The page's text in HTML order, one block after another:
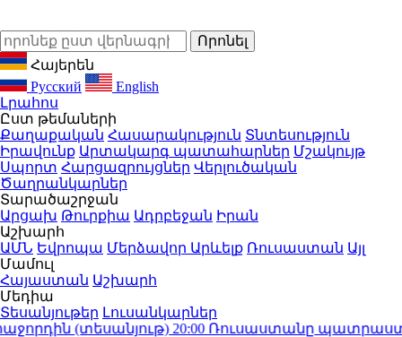
Հայերեն
Русский
English
Լրահոս
Ըստ թեմաների
Քաղաքական Հասարակություն Տնտեսություն
Իրավունք Արտակարգ պատահարներ Մշակույթ
Սպորտ Հարցազրույցներ Վերլուծական
Ծաղրանկարներ
Տարածաշրջան
Արցախ Թուրքիա Ադրբեջան Իրան
Աշխարհ
ԱՄՆ Եվրոպա Մերձավոր Արևելք Ռուսաստան Այլ
Մամուլ
Հայաստան Աշխարհ
Մեդիա
Տեսանյութեր Լուսանկարներ
(տեսանյութ)20:00 Ռուսաստանը պատրաստ է